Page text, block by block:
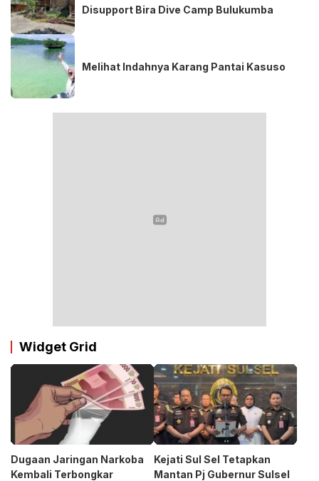
Disupport Bira Dive Camp Bulukumba
Melihat Indahnya Karang Pantai Kasuso
Widget Grid
Dugaan Jaringan Narkoba
Kembali Terbongkar
Kejati Sul Sel Tetapkan
Mantan Pj Gubernur Sulsel